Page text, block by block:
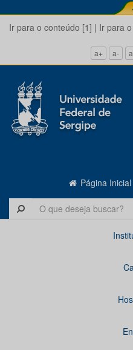
Ir para o conteúdo [1] | Ir para
a+ a- a
Página Inicial